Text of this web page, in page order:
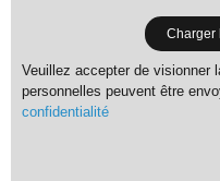
Charger
Veuillez accepter de visionner
personnelles peuvent être
confidentialité